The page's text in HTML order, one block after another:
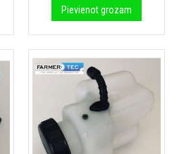
Pievienot grozam